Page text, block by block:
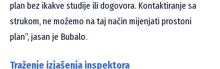
plan bez ikakve studije ili dogovora. Kontaktiranje sa
strukom, ne možemo na taj način mijenjati prostoni
plan”, jasan je Bubalo.
Traženje izjašenja inspektora